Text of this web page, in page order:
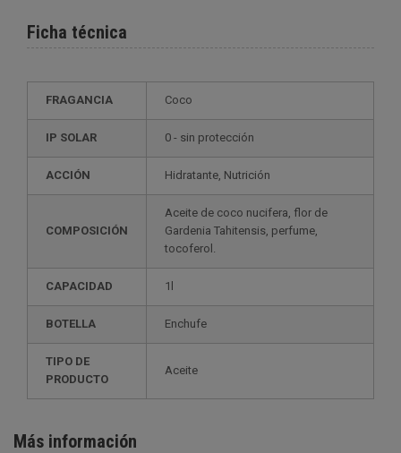
Ficha técnica
FRAGANCIA Coco
IP SOLAR 0 - sin protección
ACCIÓN Hidratante, Nutrición
COMPOSICIÓN
Aceite de coco nucifera, flor de
Gardenia Tahitensis, perfume,
tocoferol.
CAPACIDAD 1l
BOTELLA Enchufe
TIPO DE
PRODUCTO
Aceite
Más información